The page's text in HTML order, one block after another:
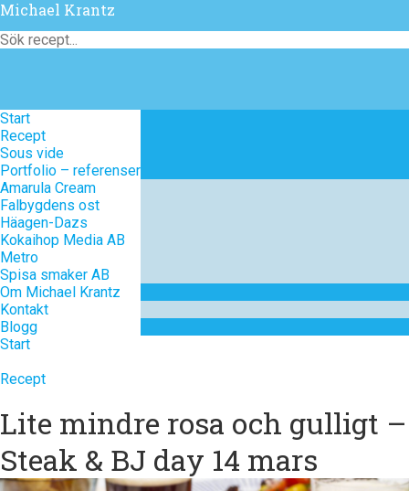
Michael Krantz
Start
Recept
Sous vide
Portfolio – referenser
Amarula Cream
Falbygdens ost
Häagen-Dazs
Kokaihop Media AB
Metro
Spisa smaker AB
Om Michael Krantz
Kontakt
Blogg
Start
Recept
Sous vide
Portfolio – referenser
Amarula Cream
Falbygdens ost
Häagen-Dazs
Kokaihop Media AB
Metro
Spisa smaker AB
Om Michael Krantz
Kontakt
Blogg
Start
Recept
Lite mindre rosa och gulligt –
Steak & BJ day 14 mars